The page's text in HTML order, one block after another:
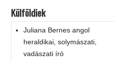
Külföldiek
Juliana Bernes angol
heraldikai, solymászati,
vadászati író